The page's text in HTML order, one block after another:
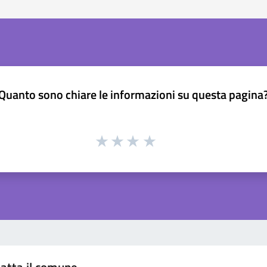
sono chiare le informazioni su questa